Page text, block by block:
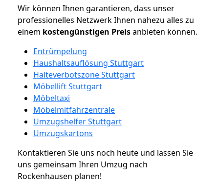
Wir können Ihnen garantieren, dass unser
professionelles Netzwerk Ihnen nahezu alles zu
einem kostengünstigen Preisanbieten können.
Entrümpelung
Haushaltsauflösung Stuttgart
Halteverbotszone Stuttgart
Möbellift Stuttgart
Möbeltaxi
Möbelmitfahrzentrale
Umzugshelfer Stuttgart
Umzugskartons
Kontaktieren Sie uns noch heute und lassen Sie
uns gemeinsam Ihren Umzug nach
Rockenhausen planen!